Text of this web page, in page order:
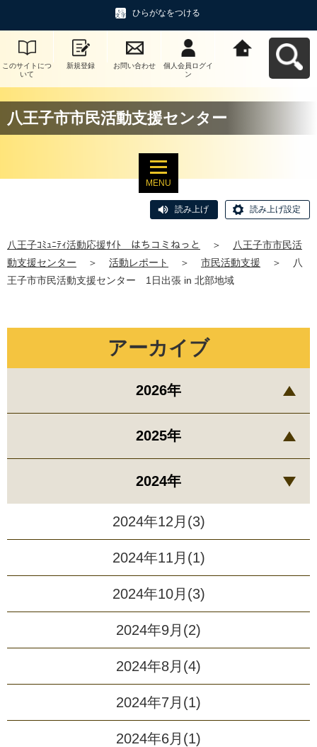
ひらがなをつける
このサイトにつ
いて
新規登録 お問い合わせ
個人会員ログイ
ン
八王子市市民活動支援センター
MENU
読み上げ 読み上げ設定
八王子ｺﾐｭﾆﾃｨ活動応援ｻｲﾄ はちコミねっと ＞
八王子市市民活
動支援センター
＞ 活動レポート ＞ 市民活動支援 ＞
八
王子市市民活動支援センター 1日出張 in 北部地域
アーカイブ
2026年
2025年
2024年
2024年12月(3)
2024年11月(1)
2024年10月(3)
2024年9月(2)
2024年8月(4)
2024年7月(1)
2024年6月(1)